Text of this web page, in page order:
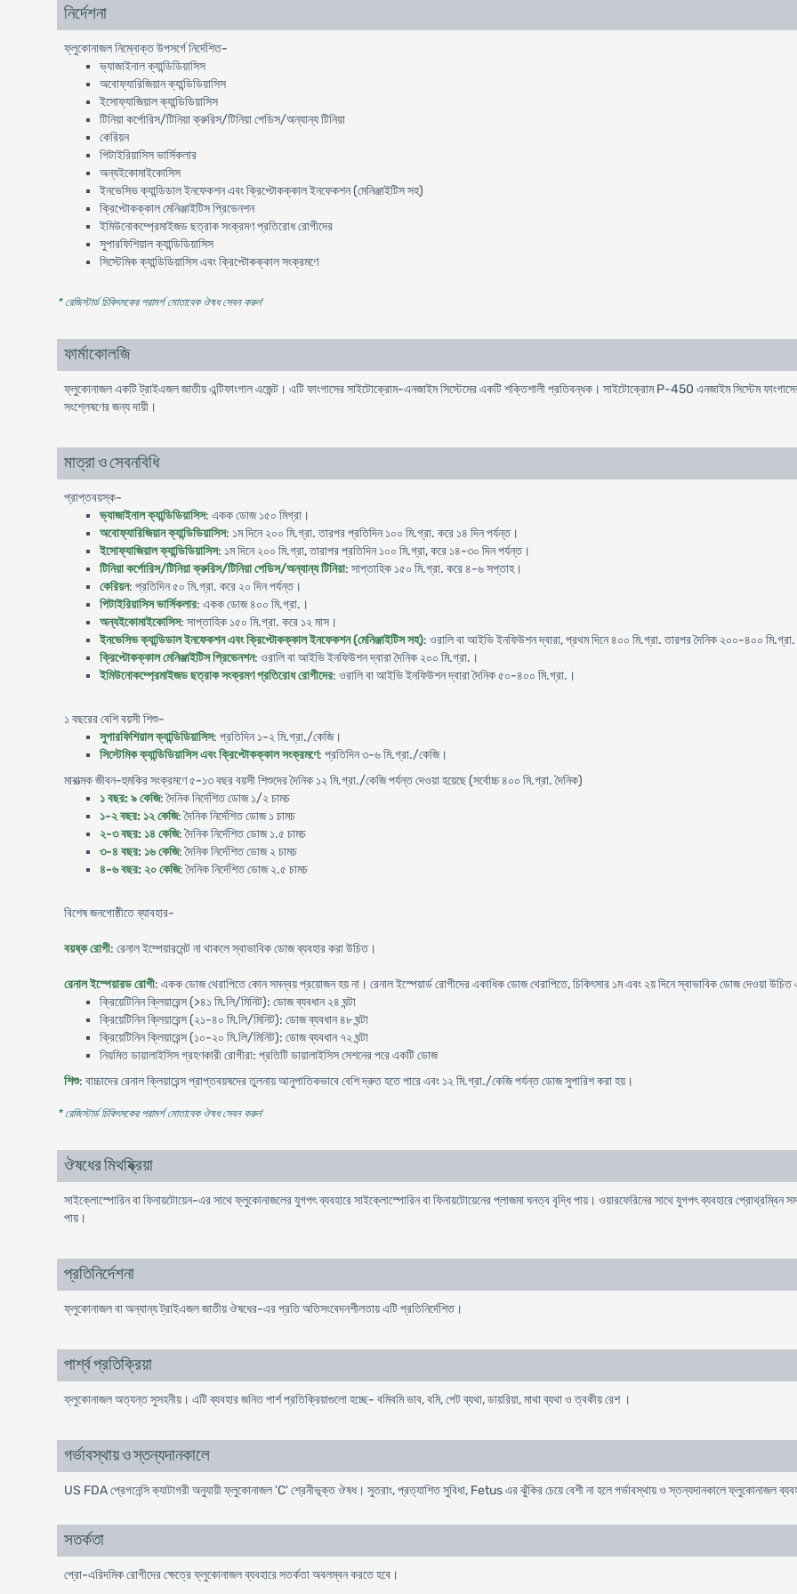
নির্দেশনা
ফ্লুকোনাজল নিম্নোক্ত উপসর্গে নির্দেশিত-
ভ্যাজাইনাল ক্যান্ডিডিয়াসিস
অবোফ্যারিজিয়ান ক্যান্ডিডিয়াসিস
ইসোফ্যাজিয়াল ক্যান্ডিডিয়াসিস
টিনিয়া কর্পোরিস/টিনিয়া ক্রুরিস/টিনিয়া পেডিস/অন্যান্য টিনিয়া
কেরিয়ন
পিটাইরিয়াসিস ভার্সিকলার
অন্যইকোমাইকোসিস
ইনভেসিভ ক্যান্ডিডাল ইনফেকশন এবং ক্রিপ্টোকক্কাল ইনফেকশন (মেনিঞ্জাইটিস সহ)
ক্রিপ্টোকক্কাল মেনিঞ্জাইটিস প্রিভেনশন
ইমিউনোকম্প্রেমাইজড ছত্রাক সংক্রমণ প্রতিরোধ রোগীদের
সুপারফিশিয়াল ক্যান্ডিডিয়াসিস
সিস্টেমিক ক্যান্ডিডিয়াসিস এবং ক্রিপ্টোকক্কাল সংক্রমণে
* রেজিস্টার্ড চিকিৎসকের পরামর্শ মোতাবেক ঔষধ সেবন করুন'
ফার্মাকোলজি
ফ্লুকোনাজল একটি ট্রাইএজল জাতীয় এন্টিফাংগাল এজেন্ট। এটি ফাংগাসের সাইটোক্রোম-এনজাইম সিস্টেমের একটি শক্তিশালী প্রতিবন্ধক। সাইটোক্রোম P-450 এনজাইম সিস্টেম
সংশ্লেষণের জন্য দায়ী।
মাত্রা ও সেবনবিধি
প্রাপ্তবয়স্ক-
ভ্যাজাইনাল ক্যান্ডিডিয়াসিস: একক ডোজ ১৫০ মিগ্রা।
অবোফ্যারিজিয়ান ক্যান্ডিডিয়াসিস: ১ম দিনে ২০০ মি.গ্রা. তারপর প্রতিদিন ১০০ মি.গ্রা. করে ১৪ দিন পর্যন্ত।
ইসোফ্যাজিয়াল ক্যান্ডিডিয়াসিস: ১ম দিনে ২০০ মি.গ্রা, তারাপর প্রতিদিন ১০০ মি.গ্রা, করে ১৪-৩০ দিন পর্যন্ত।
টিনিয়া কর্পোরিস/টিনিয়া ক্রুরিস/টিনিয়া পেডিস/অন্যান্য টিনিয়া: সাপ্তাহিক ১৫০ মি.গ্রা. করে ৪-৬ সপ্তাহ।
কেরিয়ন: প্রতিদিন ৫০ মি.গ্রা. করে ২০ দিন পর্যন্ত।
পিটাইরিয়াসিস ভার্সিকলার: একক ডোজ ৪০০ মি.গ্রা.।
অন্যইকোমাইকোসিস: সাপ্তাহিক ১৫০ মি.গ্রা. করে ১২ মাস।
ইনভেসিভ ক্যান্ডিডাল ইনফেকশন এবং ক্রিপ্টোকক্কাল ইনফেকশন (মেনিঞ্জাইটিস সহ): ওরালি বা আইভি ইনফিউশন দ্বারা, প্রথম দিনে ৪০০ মি.গ্রা. তারপর দৈনিক ২০০-৪০০
ক্রিপ্টোকক্কাল মেনিঞ্জাইটিস প্রিভেনশন: ওরালি বা আইভি ইনফিউশন দ্বারা দৈনিক ২০০ মি.গ্রা.।
ইমিউনোকম্প্রেমাইজড ছত্রাক সংক্রমণ প্রতিরোধ রোগীদের: ওরালি বা আইভি ইনফিউশন দ্বারা দৈনিক ৫০-৪০০ মি.গ্রা.।
১ বছরের বেশি বয়সী শিশু-
সুপারফিশিয়াল ক্যান্ডিডিয়াসিস: প্রতিদিন ১-২ মি.গ্রা./কেজি।
সিস্টেমিক ক্যান্ডিডিয়াসিস এবং ক্রিপ্টোকক্কাল সংক্রমণে: প্রতিদিন ৩-৬ মি.গ্রা./কেজি।
মারাত্মক জীবন-হুমকির সংক্রমণে ৫-১৩ বছর বয়সী শিশুদের দৈনিক ১২ মি.গ্রা./কেজি পর্যন্ত দেওয়া হয়েছে (সর্বোচ্চ ৪০০ মি.গ্রা. দৈনিক)
১ বছর: ৯ কেজি: দৈনিক নির্দেশিত ডোজ ১/২ চামচ
১-২ বছর: ১২ কেজি: দৈনিক নির্দেশিত ডোজ ১ চামচ
২-৩ বছর: ১৪ কেজি: দৈনিক নির্দেশিত ডোজ ১.৫ চামচ
৩-৪ বছর: ১৬ কেজি: দৈনিক নির্দেশিত ডোজ ২ চামচ
৪-৬ বছর: ২০ কেজি: দৈনিক নির্দেশিত ডোজ ২.৫ চামচ
বিশেষ জনগোষ্ঠীতে ব্যাবহার-
বয়ষ্ক রোগী: রেনাল ইম্পেয়ারমেন্ট না থাকলে স্বাভাবিক ডোজ ব্যবহার করা উচিত।
রেনাল ইস্পেয়ারড রোগী: একক ডোজ থেরাপিতে কোন সমন্বয় প্রয়োজন হয় না। রেনাল ইস্পেয়ার্ড রোগীদের একাধিক ডোজ থেরাপিতে, চিকিৎসার ১ম এবং ২য় দিনে স্বাভাবিক ডোজ দেওয়া
ক্রিয়েটিনিন ক্লিয়ারেন্স (>৪১ মি.লি/মিনিট): ডোজ ব্যবধান ২৪ ঘন্টা
ক্রিয়েটিনিন ক্লিয়ারেন্স (২১-৪০ মি.লি/মিনিট): ডোজ ব্যবধান ৪৮ ঘন্টা
ক্রিয়েটিনিন ক্লিয়ারেন্স (১০-২০ মি.লি/মিনিট): ডোজ ব্যবধান ৭২ ঘন্টা
নিয়মিত ডায়ালাইসিস গ্রহণকারী রোগীরা: প্রতিটি ডায়ালাইসিস সেশনের পরে একটি ডোজ
শিশু: বাচ্চাদের রেনাল ক্লিয়ারেন্স প্রাপ্তবয়ষদের তুলনায় আনুপাতিকভাবে বেশি দ্রুত হতে পারে এবং ১২ মি.গ্রা./কেজি পর্যন্ত ডোজ সুপারিশ করা হয়।
* রেজিস্টার্ড চিকিৎসকের পরামর্শ মোতাবেক ঔষধ সেবন করুন'
ঔষধের মিথষ্ক্রিয়া
সাইক্লোস্পোরিন বা ফিনায়টোয়েন-এর সাথে ফ্লুকোনাজলের যুগপৎ ব্যবহারে সাইক্লোস্পোরিন বা ফিনায়টোয়েনের প্লাজমা ঘনত্ব বৃদ্ধি পায়। ওয়ারফেরিনের সাথে যুগপৎ ব্যবহারে প্রোথ্রম্বিন
পায়।
প্রতিনির্দেশনা
ফ্লুকোনাজল বা অন্যান্য ট্রাইএজল জাতীয় ঔষধের-এর প্রতি অতিসংবেদনশীলতায় এটি প্রতিনির্দেশিত।
পার্শ্ব প্রতিক্রিয়া
ফ্লুকোনাজল অত্যন্ত সুসহনীয়। এটি ব্যবহার জনিত পার্শ প্রতিক্রিয়াগুলো হচ্ছে- বমিবমি ভাব, বমি, পেট ব্যথা, ডায়রিয়া, মাথা ব্যথা ও ত্বকীয় রেশ ।
গর্ভাবস্থায় ও স্তন্যদানকালে
US FDA প্রেগনেন্সি ক্যাটাগরী অনুযায়ী ফ্লুকোনাজল 'C' শ্রেনীভূক্ত ঔষধ। সুতরাং, প্রত্যাশিত সুবিধা, Fetus এর ঝুঁকির চেয়ে বেশী না হলে গর্ভাবস্থায় ও স্তন্যদানকালে ফ্লুকোনাজল
সতর্কতা
প্রো-এরিদমিক রোগীদের ক্ষেত্রে ফ্লুকোনাজল ব্যবহারে সতর্কতা অবলম্বন করতে হবে।